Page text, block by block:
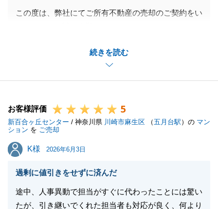
続きを読む
この度は、弊社にてご所有不動産の売却のご契約をい
ことは嬉しく思っております。
今後もS様のご期待に応えられる対応をこころがけて
参ります。
閉じる
お客様評価 5
新百合ヶ丘センター / 神奈川県 川崎市麻生区 （五月台駅）の マン
ション を ご売却
K様
K様 2026年6月3日
過剰に値引きをせずに済んだ
途中、人事異動で担当がすぐに代わったことには驚い
たが、引き継いでくれた担当者も対応が良く、何より